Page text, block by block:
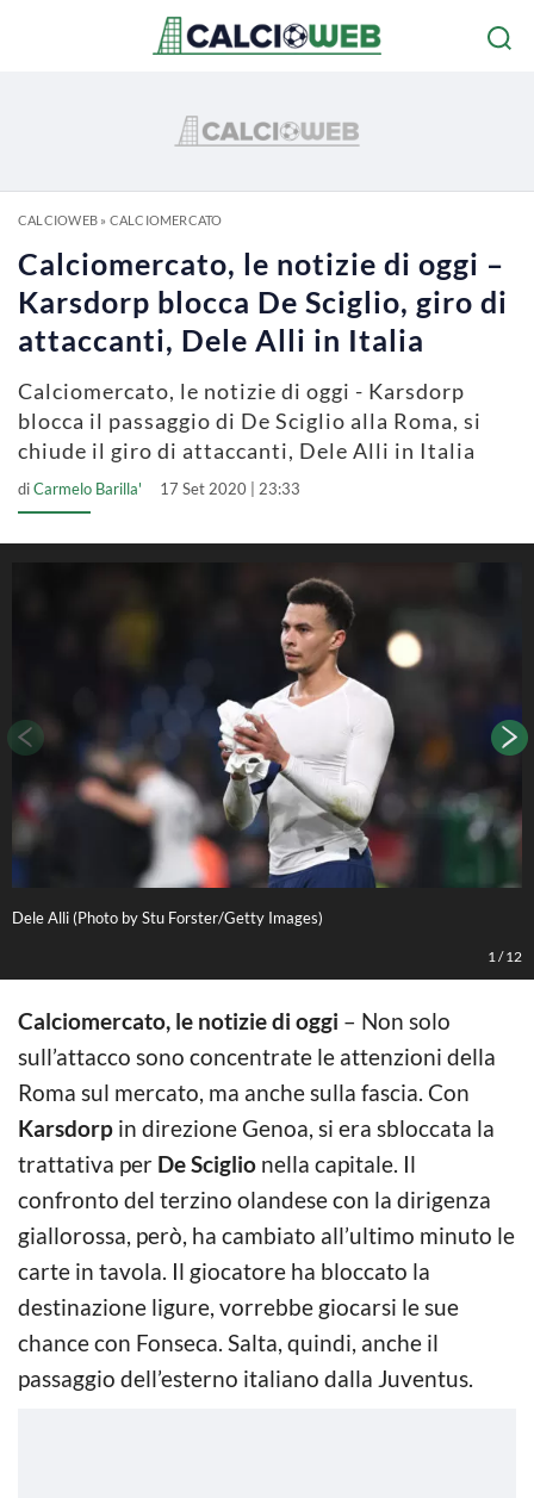
CALCIOWEB» CALCIOMERCATO
Calciomercato, le notizie di oggi –
Karsdorp blocca De Sciglio, giro di
attaccanti, Dele Alli in Italia
Calciomercato, le notizie di oggi - Karsdorp
blocca il passaggio di De Sciglio alla Roma, si
chiude il giro di attaccanti, Dele Alli in Italia
diCarmelo Barilla' 17 Set 2020 | 23:33
Dele Alli (Photo by Stu Forster/Getty Images)
1 /12
Calciomercato, le notizie di oggi – Non solo
sull’attacco sono concentrate le attenzioni della
Roma sul mercato, ma anche sulla fascia. Con
Karsdorp in direzione Genoa, si era sbloccata la
trattativa per De Sciglio nella capitale. Il
confronto del terzino olandese con la dirigenza
giallorossa, però, ha cambiato all’ultimo minuto le
carte in tavola. Il giocatore ha bloccato la
destinazione ligure, vorrebbe giocarsi le sue
chance con Fonseca. Salta, quindi, anche il
passaggio dell’esterno italiano dalla Juventus.